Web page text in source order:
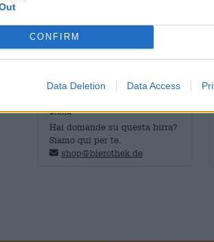
CONFIRM
Data Deletion Data Access
sue sfaccettature: il grano tostato
e il pepe bianco. Il luppolo e un
fruttato.
BIRRA
Hai domande su questa birra?
Siamo qui per te.
shop@bierothek.de